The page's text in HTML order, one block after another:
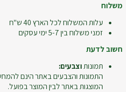
משלוח
עלות המשלוח לכל הארץ 40 ש"ח
זמני משלוח בין 5-7 ימי עסקים
חשוב לדעת
תמונותוצבעים:
התמונות והצבעים באתר הינם
המוצגות באתר לבין המוצר בפועל.